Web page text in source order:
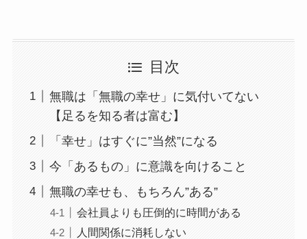
目次
無職は「無職の幸せ」に気付いてない
【足るを知る者は富む】
「幸せ」はすぐに”当然”になる
今「あるもの」に意識を向けること
無職の幸せも、もちろん”ある”
会社員よりも圧倒的に時間がある
人間関係に消耗しない